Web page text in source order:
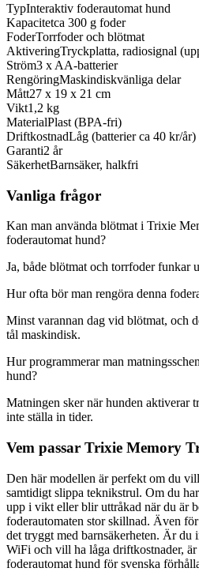
TypInteraktiv foderautomat hund
Kapacitetca 300 g foder
FoderTorrfoder och blötmat
AktiveringTryckplatta, radiosignal
Ström3 x AA-batterier
RengöringMaskindiskvänliga delar
Mått27 x 19 x 21 cm
Vikt1,2 kg
MaterialPlast (BPA-fri)
DriftkostnadLåg (batterier ca 40 kr/år)
Garanti2 år
SäkerhetBarnsäker, halkfri
Vanliga frågor
Kan man använda blötmat i Trixie
foderautomat hund?
Ja, både blötmat och torrfoder funkar
Hur ofta bör man rengöra denna
Minst varannan dag vid blötmat, och
tål maskindisk.
Hur programmerar man
hund?
Matningen sker när hunden aktiverar
inte ställa in tider.
Vem passar Trixie Memory
Den här modellen är perfekt om du
samtidigt slippa teknikstrul. Om du
upp i vikt eller blir uttråkad när du är
foderautomaten stor skillnad. Även
det tryggt med barnsäkerheten. Är du
WiFi och vill ha låga driftkostnader, är
foderautomat hund för svenska